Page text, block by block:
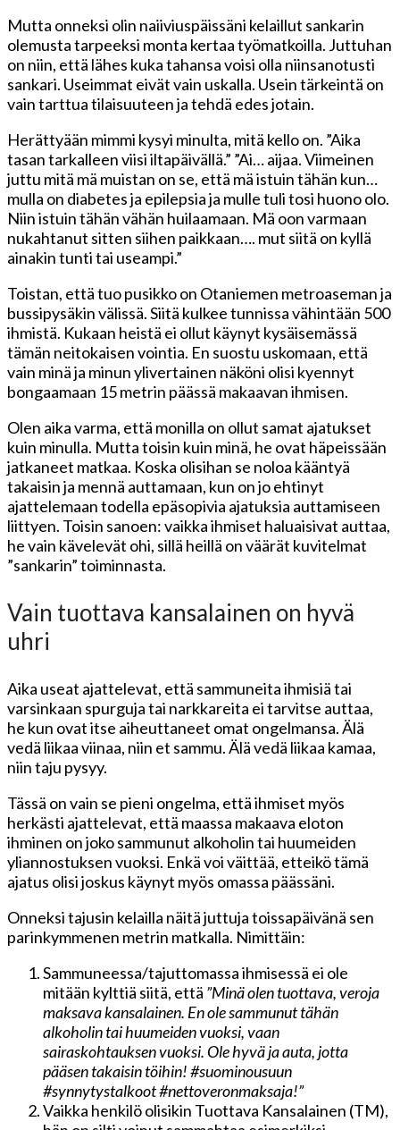
Mutta onneksi olin naiiviuspäissäni kelaillut sankarin
olemusta tarpeeksi monta kertaa työmatkoilla. Juttuhan
on niin, että lähes kuka tahansa voisi olla niinsanotusti
sankari. Useimmat eivät vain uskalla. Usein tärkeintä on
vain tarttua tilaisuuteen ja tehdä edes jotain.
Herättyään mimmi kysyi minulta, mitä kello on. ”Aika
tasan tarkalleen viisi iltapäivällä.” ”Ai… aijaa. Viimeinen
juttu mitä mä muistan on se, että mä istuin tähän kun…
mulla on diabetes ja epilepsia ja mulle tuli tosi huono olo.
Niin istuin tähän vähän huilaamaan. Mä oon varmaan
nukahtanut sitten siihen paikkaan…. mut siitä on kyllä
ainakin tunti tai useampi.”
Toistan, että tuo pusikko on Otaniemen metroaseman ja
bussipysäkin välissä. Siitä kulkee tunnissa vähintään 500
ihmistä. Kukaan heistä ei ollut käynyt kysäisemässä
tämän neitokaisen vointia. En suostu uskomaan, että
vain minä ja minun ylivertainen näköni olisi kyennyt
bongaamaan 15 metrin päässä makaavan ihmisen.
Olen aika varma, että monilla on ollut samat ajatukset
kuin minulla. Mutta toisin kuin minä, he ovat häpeissään
jatkaneet matkaa. Koska olisihan se noloa kääntyä
takaisin ja mennä auttamaan, kun on jo ehtinyt
ajattelemaan todella epäsopivia ajatuksia auttamiseen
liittyen. Toisin sanoen: vaikka ihmiset haluaisivat auttaa,
he vain kävelevät ohi, sillä heillä on väärät kuvitelmat
”sankarin” toiminnasta.
Vain tuottava kansalainen on hyvä
uhri
Aika useat ajattelevat, että sammuneita ihmisiä tai
varsinkaan spurguja tai narkkareita ei tarvitse auttaa,
he kun ovat itse aiheuttaneet omat ongelmansa. Älä
vedä liikaa viinaa, niin et sammu. Älä vedä liikaa kamaa,
niin taju pysyy.
Tässä on vain se pieni ongelma, että ihmiset myös
herkästi ajattelevat, että maassa makaava eloton
ihminen on joko sammunut alkoholin tai huumeiden
yliannostuksen vuoksi. Enkä voi väittää, etteikö tämä
ajatus olisi joskus käynyt myös omassa päässäni.
Onneksi tajusin kelailla näitä juttuja toissapäivänä sen
parinkymmenen metrin matkalla. Nimittäin:
Sammuneessa/tajuttomassa ihmisessä ei ole
mitään kylttiä siitä, että ”Minä olen tuottava, veroja
maksava kansalainen. En ole sammunut tähän
alkoholin tai huumeiden vuoksi, vaan
sairaskohtauksen vuoksi. Ole hyvä ja auta, jotta
pääsen takaisin töihin! #suominousuun
#synnytystalkoot #nettoveronmaksaja!”
Vaikka henkilö olisikin Tuottava Kansalainen (TM),